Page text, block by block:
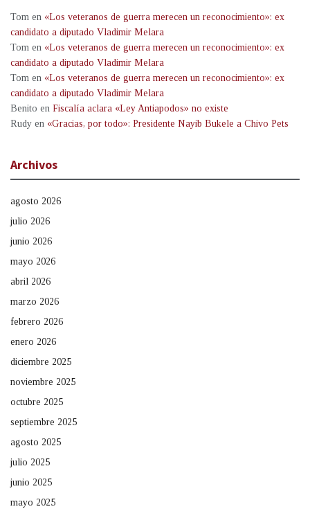
Tom en «Los veteranos de guerra merecen un reconocimiento»: ex
candidato a diputado Vladimir Melara
Tom en «Los veteranos de guerra merecen un reconocimiento»: ex
candidato a diputado Vladimir Melara
Tom en «Los veteranos de guerra merecen un reconocimiento»: ex
candidato a diputado Vladimir Melara
Benito en Fiscalía aclara «Ley Antiapodos» no existe
Rudy en «Gracias, por todo»: Presidente Nayib Bukele a Chivo Pets
Archivos
agosto 2026
julio 2026
junio 2026
mayo 2026
abril 2026
marzo 2026
febrero 2026
enero 2026
diciembre 2025
noviembre 2025
octubre 2025
septiembre 2025
agosto 2025
julio 2025
junio 2025
mayo 2025